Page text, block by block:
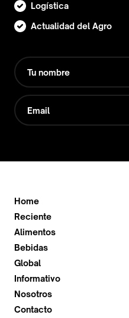
Logística
Actualidad del Agro
Home
Reciente
Alimentos
Bebidas
Global
Informativo
Nosotros
Contacto